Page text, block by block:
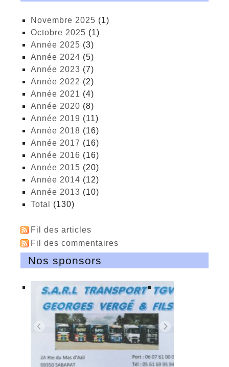
novembre 2025 (1)
octobre 2025 (1)
année 2025 (3)
année 2024 (5)
année 2023 (7)
année 2022 (2)
année 2021 (4)
année 2020 (8)
année 2019 (11)
année 2018 (16)
année 2017 (16)
année 2016 (16)
année 2015 (20)
année 2014 (12)
année 2013 (10)
total (130)
Fil des articles
Fil des commentaires
Nos sponsors